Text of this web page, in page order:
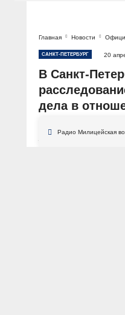
Главная Новости
САНКТ-ПЕТЕРБУРГ 20
В Санкт-
дела в
Радио Милицейская